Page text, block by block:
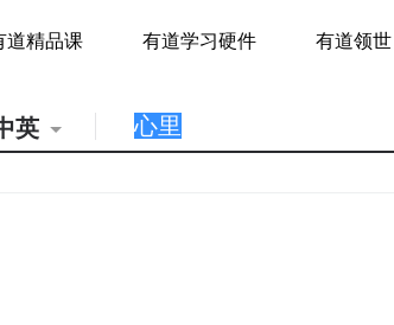
道精品课 有道学习硬件 有道领世
英